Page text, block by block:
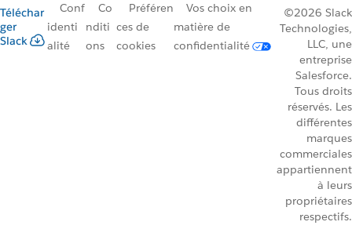
Téléchar
ger
Slack
Conf
identi
alité
Co
nditi
ons
Préféren
ces de
cookies
Vos choix en
matière de
confidentialité
©2026 Slack
Technologies,
LLC, une
entreprise
Salesforce.
Tous droits
réservés. Les
différentes
marques
commerciales
appartiennent
à leurs
propriétaires
respectifs.